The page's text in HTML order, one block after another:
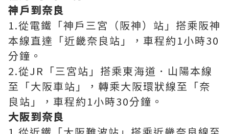
神戶到奈良
1.從電鐵「神戶三宮（阪神）站」搭乘阪神
本線直達「近畿奈良站」，車程約1小時30
分鐘。
2.從JR「三宮站」搭乘東海道．山陽本線
至「大阪車站」，轉乘大阪環狀線至「奈
良站」，車程約1小時30分鐘。
大阪到奈良